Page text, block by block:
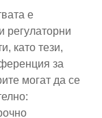
е
регулаторни
като тези,
за
могат да се